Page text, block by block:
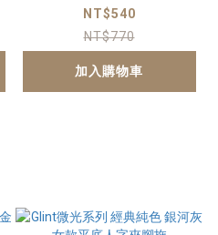
夾腳拖
NT$540
NT$770
加入購物車